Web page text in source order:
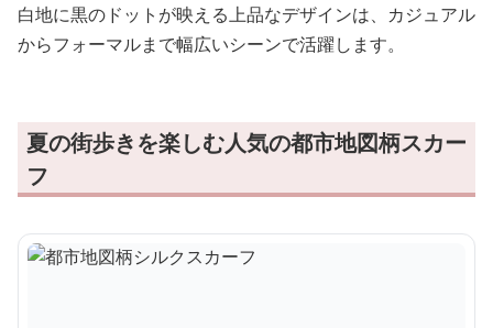
白地に黒のドットが映える上品なデザインは、カジュアル
からフォーマルまで幅広いシーンで活躍します。
夏の街歩きを楽しむ人気の都市地図柄スカー
フ